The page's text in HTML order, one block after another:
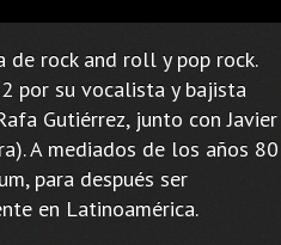
de rock and roll y pop rock.
por su vocalista y bajista
Gutiérrez, junto con Javier
A mediados de los años 80
para después ser
en Latinoamérica.